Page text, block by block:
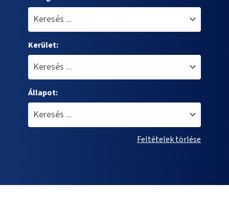
Kerület:
Állapot:
Feltételek törlése